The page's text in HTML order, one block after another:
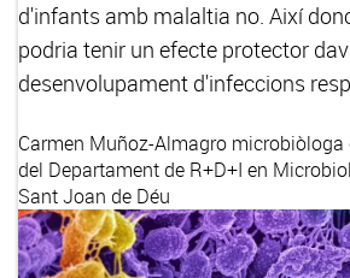
d'infants amb malaltia no. Així
podria tenir un efecte protector
desenvolupament d'infeccions
Carmen Muñoz-Almagro microbiòloga
del Departament de R+D+I en
Sant Joan de Déu